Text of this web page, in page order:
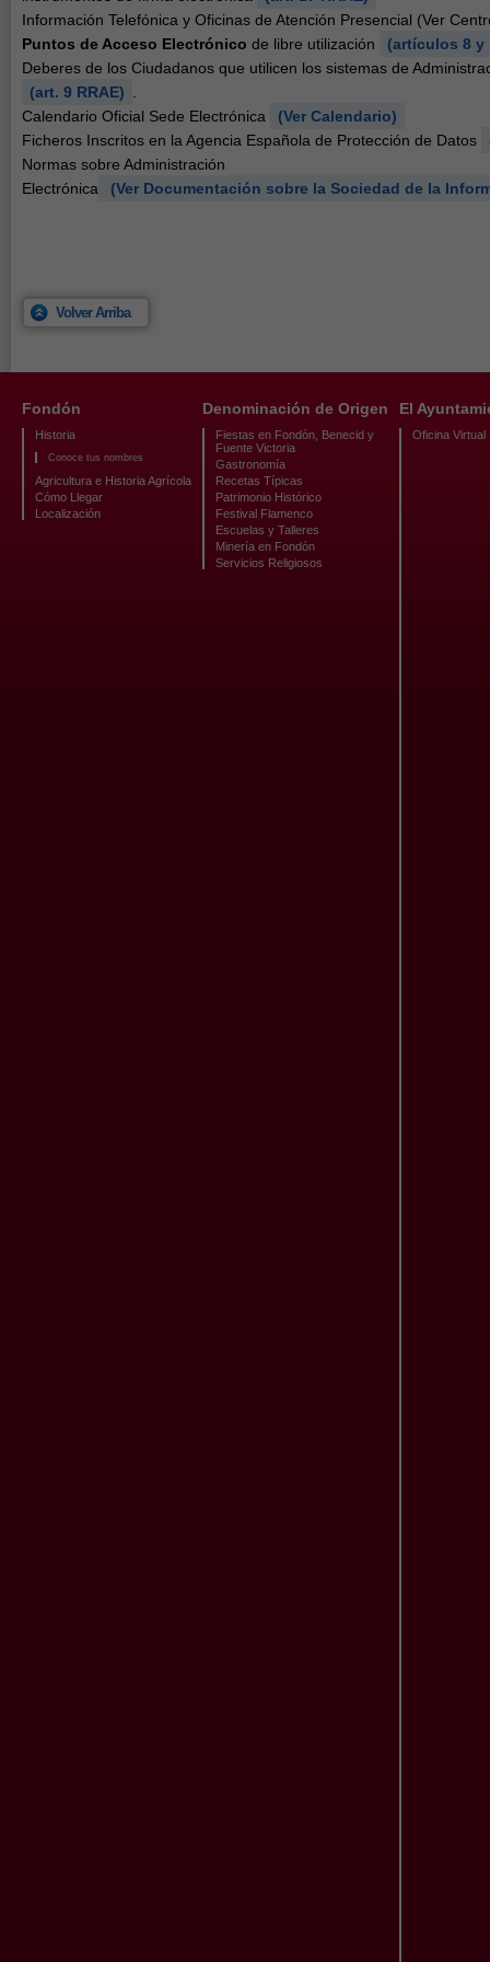
Información Telefónica y Oficinas de Atención Presencial (Ver
Puntos de Acceso Electrónico de libre utilización
(artículos 8 y
Deberes de los Ciudadanos que utilicen los sistemas de
(art. 9 RRAE)
Calendario Oficial Sede Electrónica
(Ver Calendario)
Ficheros Inscritos en la Agencia Española de Protección de Datos
Normas sobre Administración
Electrónica
(Ver Documentación sobre la Sociedad de la
Volver Arriba
Fondón
Historia
Conoce tus nombres
Agricultura e Historia Agrícola
Cómo Llegar
Localización
Denominación de Origen
Fiestas en Fondón, Benecid y
Fuente Victoria
Gastronomía
Recetas Típicas
Patrimonio Histórico
Festival Flamenco
Escuelas y Talleres
Minería en Fondón
Servicios Religiosos
El
Oficina Virtual